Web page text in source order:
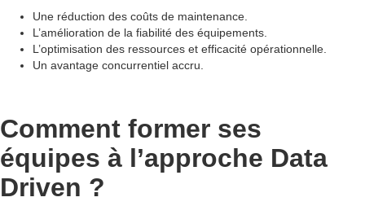
Une réduction des coûts de maintenance.
L’amélioration de la fiabilité des équipements.
L’optimisation des ressources et efficacité opérationnelle.
Un avantage concurrentiel accru.
Comment former ses
équipes à l’approche Data
Driven ?